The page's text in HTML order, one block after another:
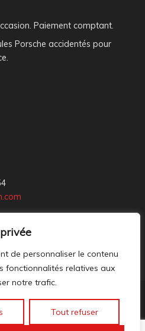
de personnaliser le contenu
fonctionnalités relatives aux
notre trafic.
Tout refuser
Paiement comptant.
Porsche accidentés pour
vous uniquement
contacter
légales